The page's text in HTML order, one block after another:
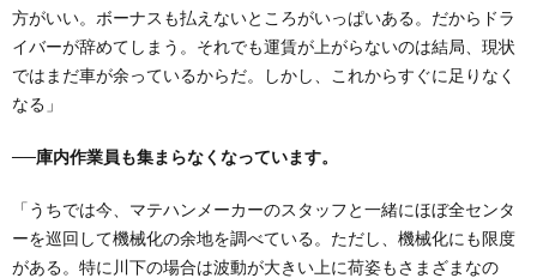
方がいい。ボーナスも払えないところがいっぱいある。だからドラ
イバーが辞めてしまう。それでも運賃が上がらないのは結局、現状
ではまだ車が余っているからだ。しかし、これからすぐに足りなく
なる」
──庫内作業員も集まらなくなっています。
「うちでは今、マテハンメーカーのスタッフと一緒にほぼ全センタ
ーを巡回して機械化の余地を調べている。ただし、機械化にも限度
がある。特に川下の場合は波動が大きい上に荷姿もさまざまなの